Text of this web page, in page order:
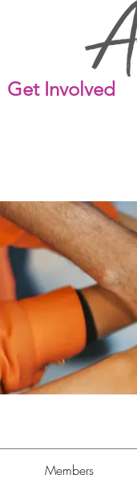
Get Involved
Members